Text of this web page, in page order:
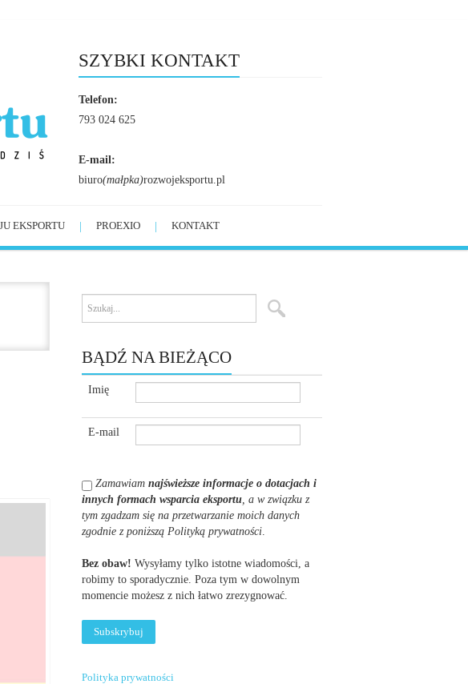
SZYBKI KONTAKT
Telefon:
793 024 625
E-mail:
biuro(małpka)rozwojeksportu.pl
EKSPORTU PROEXIO KONTAKT
BĄDŹ NA BIEŻĄCO
Imię
E-mail
Zamawiam najświeższe informacje o dotacjach i
innych formach wsparcia eksportu, a w związku z
tym zgadzam się na przetwarzanie moich danych
zgodnie z poniższą Polityką prywatności.
Bez obaw! Wysyłamy tylko istotne wiadomości, a
robimy to sporadycznie. Poza tym w dowolnym
momencie możesz z nich łatwo zrezygnować.
Polityka prywatności